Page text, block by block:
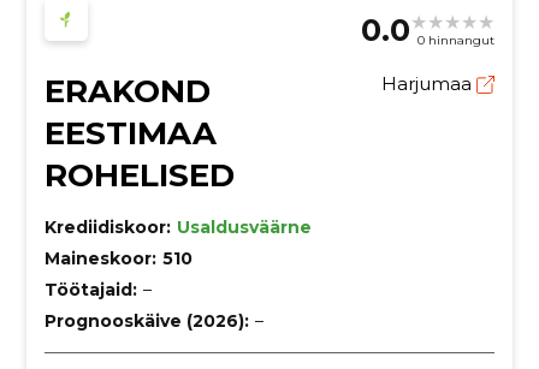
0.0 0 hinnangut
ERAKOND
EESTIMAA
ROHELISED
Harjumaa
Krediidiskoor: Usaldusväärne
Maineskoor: 510
Töötajaid: –
Prognooskäive (2026): –